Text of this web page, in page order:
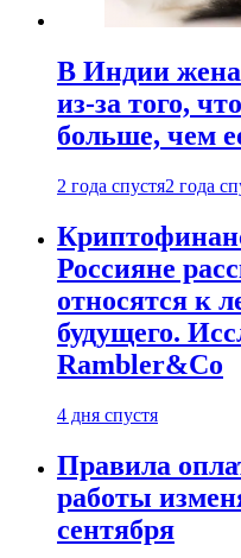
В Индии жена
из-за того,
больше, чем
2 года спустя2 года
Россияне
относятся к
будущего.
Rambler&Co
4 дня спустя
Правила
работы
сентября